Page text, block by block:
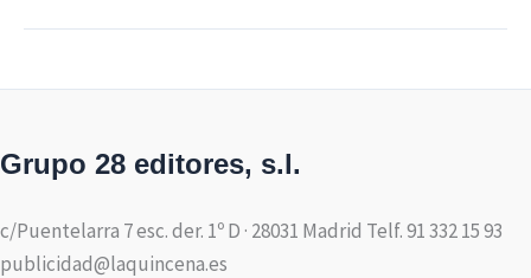
Grupo 28 editores, s.l.
c/Puentelarra 7 esc. der. 1º D · 28031 Madrid Telf. 91 332 15 93
publicidad@laquincena.es